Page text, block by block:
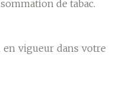
de tabac.
en vigueur dans votre